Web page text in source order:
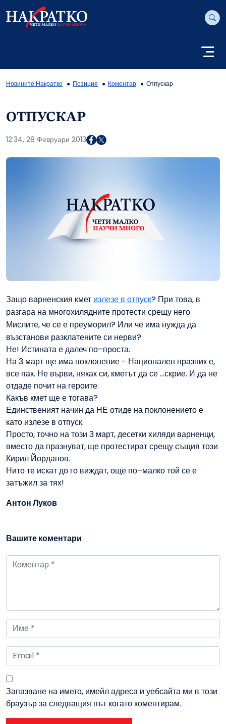
Новините Накратко Позиция Коментар Отпускар
ОТПУСКАР
12:34, 28 Февруари 2013
Защо варненския кмет излезе в отпуск? При това, в
разгара на многохилядните протести срещу него.
Мислите, че се е преуморил? Или че има нужда да
възстанови разклатените си нерви?
Не! Истината е далеч по–проста.
На 3 март ще има поклонение - Национален празник е,
все пак. Не върви, някак си, кметът да се …скрие. И да не
отдаде почит на героите.
Какъв кмет ще е тогава?
Единственият начин да НЕ отиде на поклонението е
като излезе в отпуск.
Просто, точно на този 3 март, десетки хиляди варненци,
вместо да празнуват, ще протестират срещу същия този
Кирил Йорданов.
Нито те искат до го виждат, още по–малко той се е
затъжил за тях!
Антон Луков
Вашите коментари
Запазване на името, имейл адреса и уебсайта ми в този
браузър за следващия път когато коментирам.